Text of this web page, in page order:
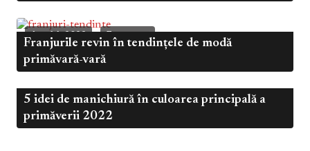
Franjurile revin în tendințele de modă
primăvară-vară
Mart 14, 2022 Frumusețe
5 idei de manichiură în culoarea principală a
primăverii 2022